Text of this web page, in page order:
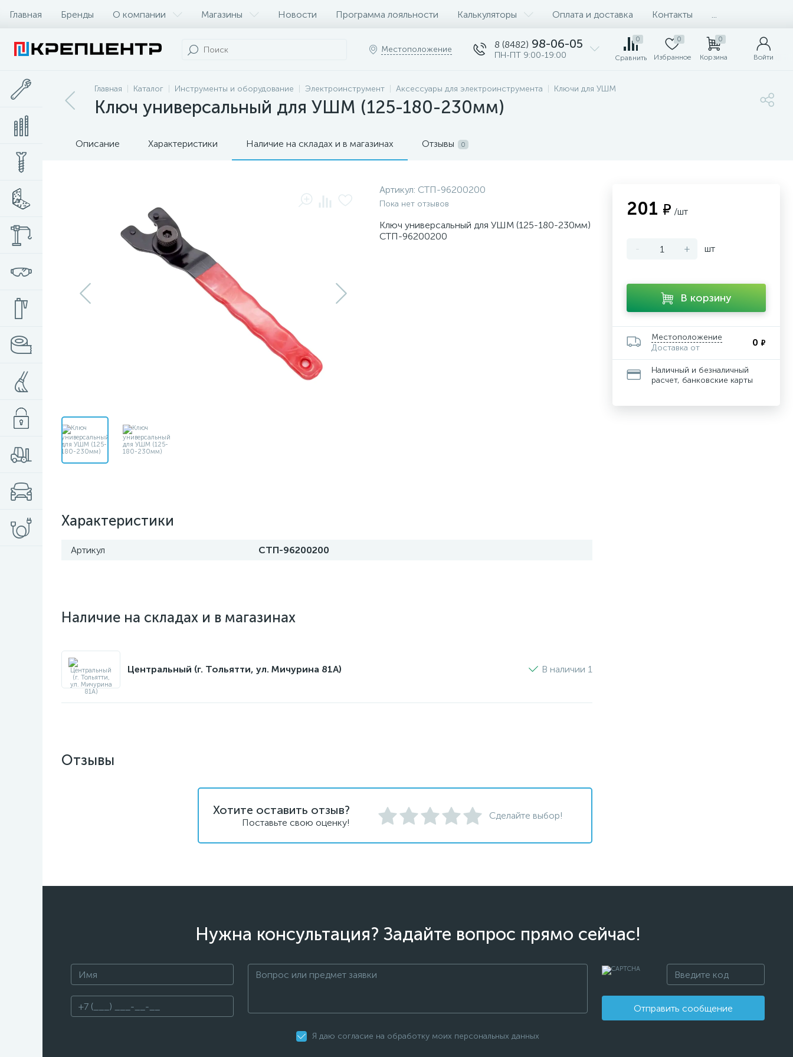
Главная Бренды О компании Магазины Новости Программа лояльности Калькуляторы Оплата и доставка Контакты
Местоположение 8 (8482) 98-06-05
ПН-ПТ 9:00-19:00
0
Сравнить
0
Избранное
0
Корзина Войти
Главная Каталог Инструменты и оборудование Электроинструмент Аксессуары для электроинструмента Ключи для УШМ
Ключ универсальный для УШМ (125-180-230мм)
Описание Характеристики Наличие на складах и в магазинах Отзывы 0
Артикул: СТП-96200200
Пока нет отзывов
Ключ универсальный для УШМ (125-180-230мм)
СТП-96200200
Характеристики
Артикул СТП-96200200
Наличие на складах и в магазинах
Центральный (г. Тольятти, ул. Мичурина 81А) В наличии 1
201 ₽ /шт
- + шт
В корзину
Местоположение
Доставка от
0 ₽
Наличный и безналичный
расчет, банковские карты
Отзывы
Хотите оставить отзыв?
Поставьте свою оценку!
Сделайте выбор!
Нужна консультация? Задайте вопрос прямо сейчас!
Отправить сообщение
Я даю согласие на обработку моих персональных данных